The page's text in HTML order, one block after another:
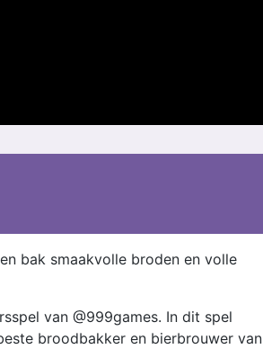
bak smaakvolle broden en volle
van @999games. In dit spel
broodbakker en bierbrouwer van